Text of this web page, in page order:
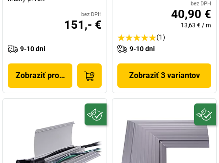
bez DPH
151,- €
9-10 dni
Zobraziť produkt
bez DPH
40,90 €
13,63 € / m
(1)
9-10 dni
Zobraziť 3 variantov